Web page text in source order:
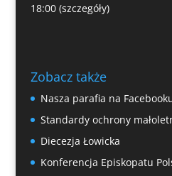
18:00 (szczegóły)
Zobacz także
Nasza parafia na
Standardy ochrony
Diecezja Łowicka
Konferencja Episkopatu